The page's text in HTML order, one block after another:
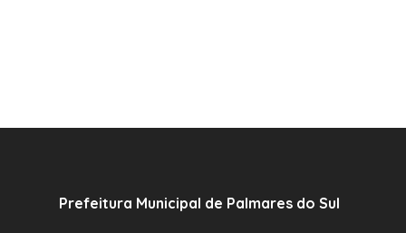
Prefeitura Municipal de Palmares do Sul